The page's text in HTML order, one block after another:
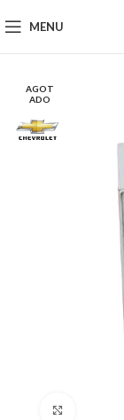
MENU
AGOT
ADO